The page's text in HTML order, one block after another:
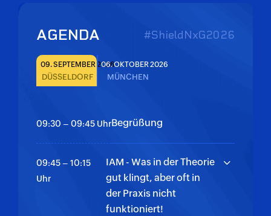
AGENDA #ShieldNxG2026
09. SEPTEMBER 2026
DÜSSELDORF
06. OKTOBER 2026
MÜNCHEN
09:30 – 09:45 UhrBegrüßung
09:45 – 10:15
Uhr
IAM - Was in der Theorie
gut klingt, aber oft in
der Praxis nicht
funktioniert!